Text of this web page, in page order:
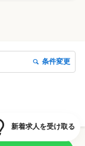
条件変更
新着求人を受け取る